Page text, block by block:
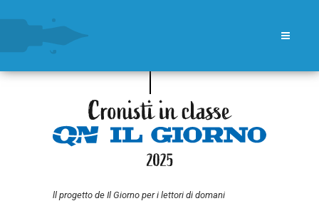
ll progetto de Il Giorno per i lettori di domani